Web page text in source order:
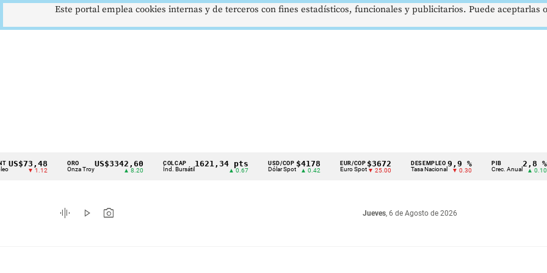
Cintillo
indicadores
económicos
▼ 1.12
ORO
Onza Troy
US$3342,60 COLCAP
Índ. Bursátil
1621,34 pts USD/COP
Dólar Spot
$4178
▲ 0.42
EUR/COP
Euro Spot
$3672
▼ 25.00
DESEMPLEO
Tasa Nacional
9,9 %
▼ 0.30
PIB
Crec. Anual
2,8 %
▲ 0.10
graphic_eq play_arrow photo_camera Jueves, 6 de Agosto de 2026
Este portal emplea cookies internas y de terceros con fines estadísticos, funcionales y publicitarios. Puede aceptarlas